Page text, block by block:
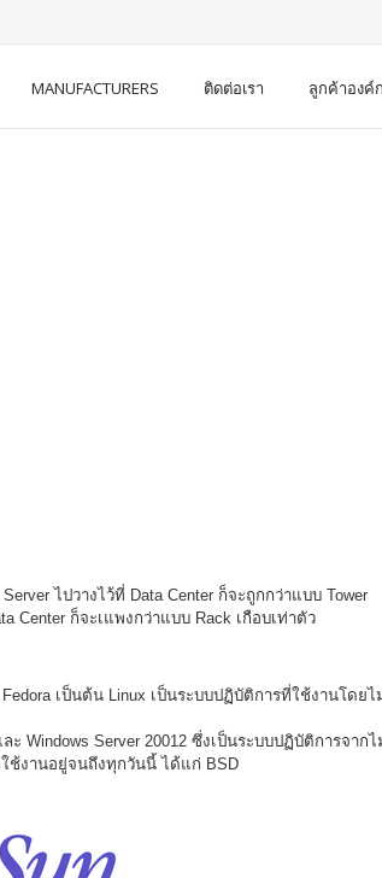
MANUFACTURERS ติดต่อเรา ลูกค้าองค์
ไปวางไว้ที่ Data Center ก็จะถูกกว่าแบบ Tower
Center ก็จะเแพงกว่าแบบ Rack เกือบเท่าตัว
เป็นต้น Linux เป็นระบบปฏิบัติการที่ใช้งานโ
ะ Windows Server 20012 ซึ่งเป็นระบบปฏิบัติการจ
ช้งานอยู่จนถึงทุกวันนี้ ได้แก่ BSD